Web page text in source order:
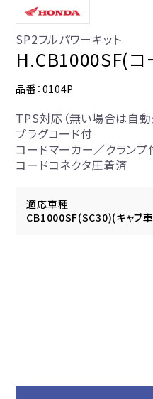
SP2フルパワーキット
H.CB1000SF(コ
品番：0104P
TPS対応（無い場合は自動
プラグコード付
コードマーカー／クランプ
コードコネクタ圧着済
適応車種
CB1000SF(SC30)(キャブ